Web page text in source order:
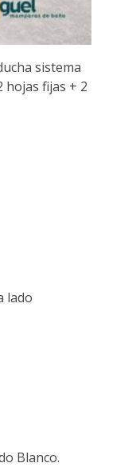
sistema
fijas + 2
lado
Blanco.